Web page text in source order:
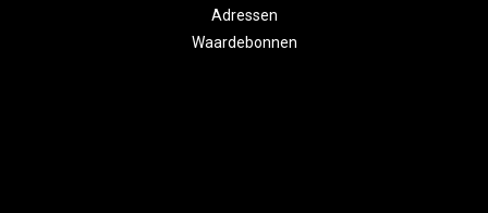
Adressen
Waardebonnen